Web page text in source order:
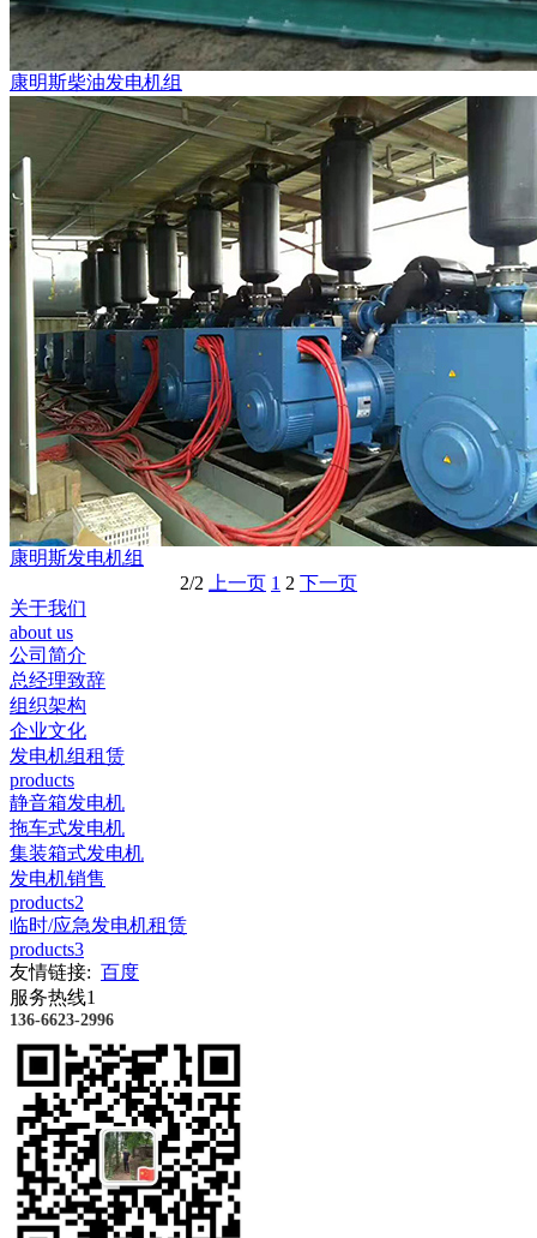
康明斯柴油发电机组
康明斯发电机组
2/2
上一页 1 2 下一页
关于我们
about us
公司简介
总经理致辞
组织架构
企业文化
发电机组租赁
products
静音箱发电机
拖车式发电机
集装箱式发电机
发电机销售
products2
临时/应急发电机租赁
products3
友情链接: 百度
服务热线1
136-6623-2996